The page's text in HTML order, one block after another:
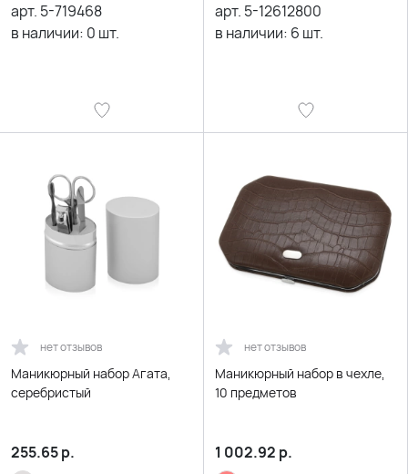
арт. 5-719468
в наличии: 0 шт.
арт. 5-12612800
в наличии: 6 шт.
нет отзывов
Маникюрный набор Агата,
серебристый
255.65р.
нет отзывов
Маникюрный набор в чехле,
10 предметов
1 002.92 р.